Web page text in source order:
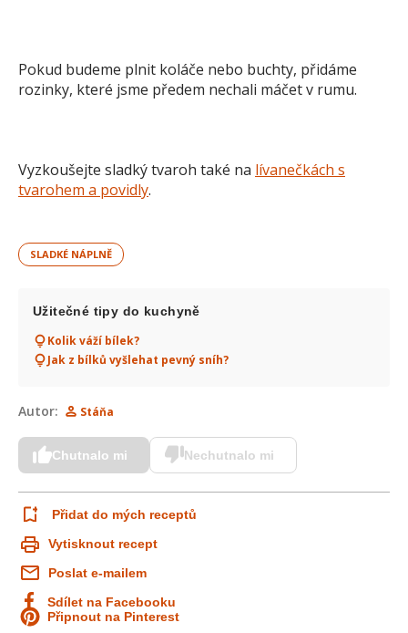
Pokud budeme plnit koláče nebo buchty, přidáme
rozinky, které jsme předem nechali máčet v rumu.
Vyzkoušejte sladký tvaroh také na lívanečkách s
tvarohem a povidly.
SLADKÉ NÁPLNĚ
Užitečné tipy do kuchyně
Kolik váží bílek?
Jak z bílků vyšlehat pevný sníh?
Autor: Stáňa
Chutnalo mi Nechutnalo mi
Přidat do mých receptů
Vytisknout recept
Poslat e-mailem
Sdílet na Facebooku
Připnout na Pinterest